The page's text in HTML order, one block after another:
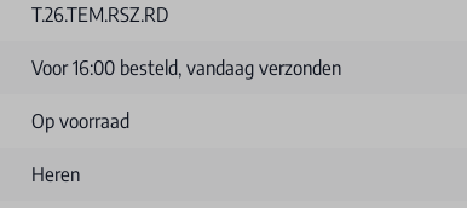
T.26.TEM.RSZ.RD
Voor 16:00 besteld, vandaag verzonden
Op voorraad
Heren